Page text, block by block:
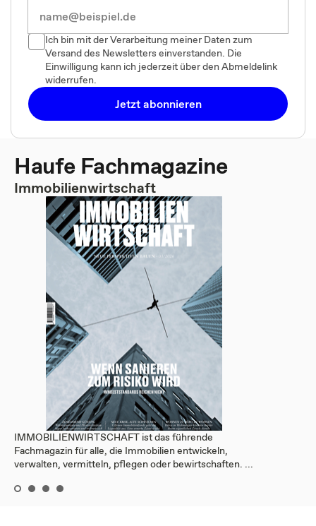
Ich bin mit der Verarbeitung meiner Daten zum
Versand des Newsletters einverstanden. Die
Einwilligung kann ich jederzeit über den Abmeldelink
widerrufen.
Jetzt abonnieren
Haufe Fachmagazine
Immobilienwirtschaft
IMMOBILIENWIRTSCHAFT ist das führende
Fachmagazin für alle, die Immobilien entwickeln,
verwalten, vermitteln, pflegen oder bewirtschaften. ...